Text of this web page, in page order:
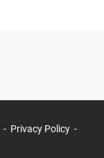
Privacy Policy